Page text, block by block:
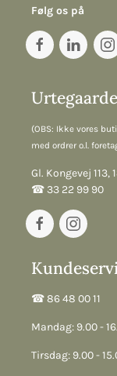
Følg os på
(OBS: Ikke vores
med ordrer o.l.
Gl. Kongevej 113,
☎︎ 33 22 99 90
☎︎ 86 48 00 11
Mandag: 9.00 -
Tirsdag: 9.00 -